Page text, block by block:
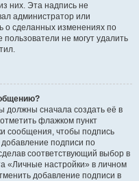
них. Эта надпись не
администратор или
о сделанных изменениях по
не могут удалить
должны сначала создать её в
флажком пункт
сообщения, чтобы подпись
подписи по
соответствующий выбор в
«Личные настройки» в личном
добавление подписи в